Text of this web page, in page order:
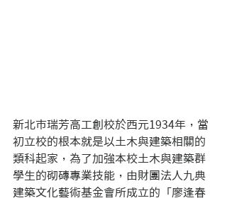
新北市瑞芳高工創校於西元1934年，當
初立校的根本就是以土木與建築相關的
類科起家，為了加強本校土木與建築群
學生的砌磚專業技能，由財團法人九典
建築文化藝術基金會所成立的「廖逢春